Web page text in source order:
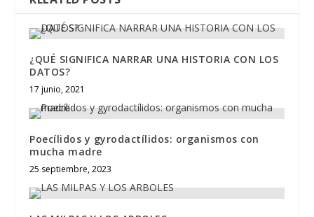
¿QUÉ SIGNIFICA NARRAR UNA HISTORIA CON LOS
DATOS?
17 junio, 2021
Poecílidos y gyrodactílidos: organismos con
mucha madre
25 septiembre, 2023